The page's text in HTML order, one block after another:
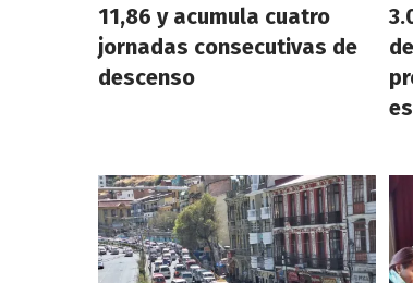
11,86 y acumula cuatro
jornadas consecutivas de
descenso